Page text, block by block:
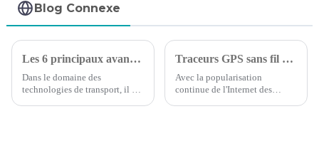
Blog Connexe
Les 6 principaux avantages du suivi GPS des véhicules
Dans le domaine des
technologies de transport, il est
Traceurs GPS sans fil et câblés : lequel est le meilleur ?
Avec la popularisation
continue de l'Internet des